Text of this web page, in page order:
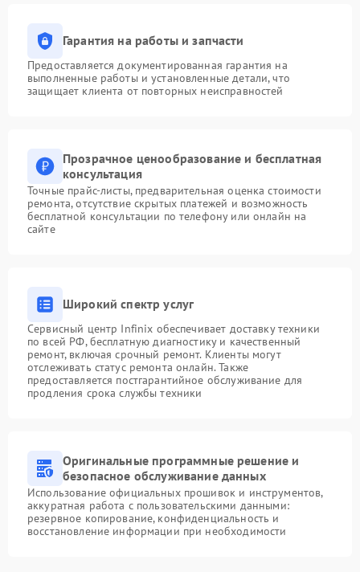
Гарантия на работы и запчасти
Предоставляется документированная гарантия на
выполненные работы и установленные детали, что
защищает клиента от повторных неисправностей
Прозрачное ценообразование и бесплатная
консультация
Точные прайс-листы, предварительная оценка стоимости
ремонта, отсутствие скрытых платежей и возможность
бесплатной консультации по телефону или онлайн на
сайте
Широкий спектр услуг
Сервисный центр Infinix обеспечивает доставку техники
по всей РФ, бесплатную диагностику и качественный
ремонт, включая срочный ремонт. Клиенты могут
отслеживать статус ремонта онлайн. Также
предоставляется постгарантийное обслуживание для
продления срока службы техники
Оригинальные программные решение и
безопасное обслуживание данных
Использование официальных прошивок и инструментов,
аккуратная работа с пользовательскими данными:
резервное копирование, конфиденциальность и
восстановление информации при необходимости